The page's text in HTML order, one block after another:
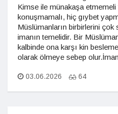
Kimse ile münakaşa
konuşmamalı, hiç gıybet
Müslümanların birbirlerini
imanın temelidir. Bir
kalbinde ona karşı kin
olarak ölmeye sebep
03.06.2026 64